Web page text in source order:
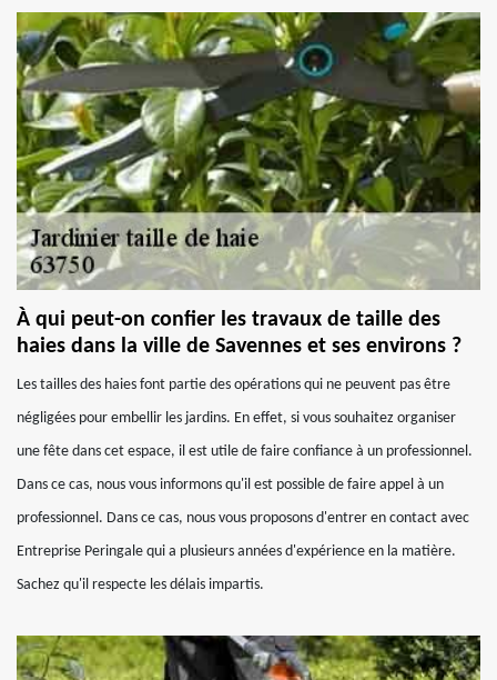
À qui peut-on confier les travaux de taille des
haies dans la ville de Savennes et ses environs ?
Les tailles des haies font partie des opérations qui ne peuvent pas être
négligées pour embellir les jardins. En effet, si vous souhaitez organiser
une fête dans cet espace, il est utile de faire confiance à un professionnel.
Dans ce cas, nous vous informons qu'il est possible de faire appel à un
professionnel. Dans ce cas, nous vous proposons d'entrer en contact avec
Entreprise Peringale qui a plusieurs années d'expérience en la matière.
Sachez qu'il respecte les délais impartis.